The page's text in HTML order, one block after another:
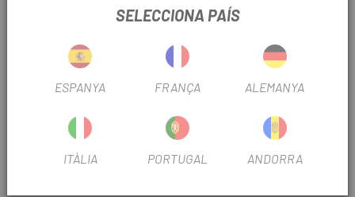
- Compost metàl·lic
SELECCIONA PAÍS
ESPANYA FRANÇA ALEMANYA
ITÀLIA PORTUGAL ANDORRA